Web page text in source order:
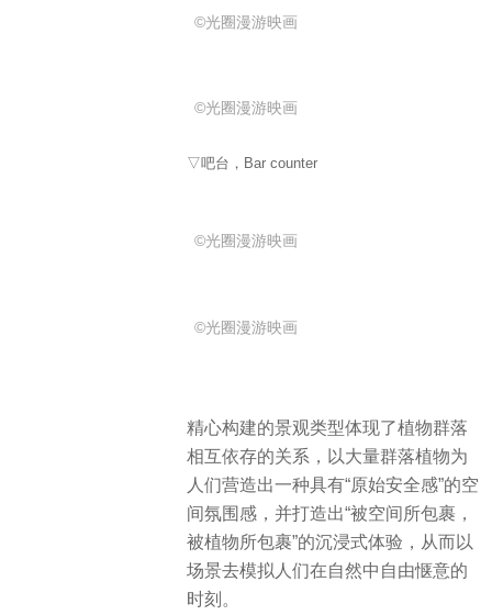
©光圈漫游映画
©光圈漫游映画
▽吧台，Bar counter
©光圈漫游映画
©光圈漫游映画
精心构建的景观类型体现了植物群落
相互依存的关系，以大量群落植物为
人们营造出一种具有“原始安全感”的空
间氛围感，并打造出“被空间所包裹，
被植物所包裹”的沉浸式体验，从而以
场景去模拟人们在自然中自由惬意的
时刻。